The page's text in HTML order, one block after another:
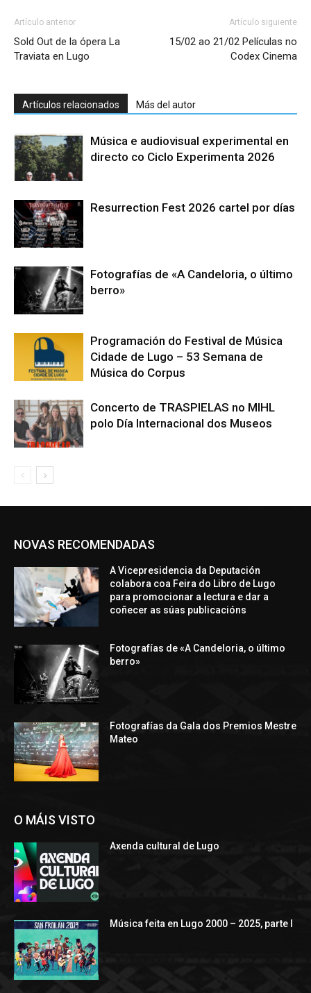
Artículo anterior
Sold Out de la ópera La
Traviata en Lugo
Artículo siguiente
15/02 ao 21/02 Películas no
Codex Cinema
Artículos relacionados Más del autor
Música e audiovisual experimental en
directo co Ciclo Experimenta 2026
Resurrection Fest 2026 cartel por días
Fotografías de «A Candeloria, o último
berro»
Programación do Festival de Música
Cidade de Lugo – 53 Semana de
Música do Corpus
Concerto de TRASPIELAS no MIHL
polo Día Internacional dos Museos
NOVAS RECOMENDADAS
A Vicepresidencia da Deputación
colabora coa Feira do Libro de Lugo
para promocionar a lectura e dar a
coñecer as súas publicacións
Fotografías de «A Candeloria, o último
berro»
Fotografías da Gala dos Premios Mestre
Mateo
O MÁIS VISTO
Axenda cultural de Lugo
Música feita en Lugo 2000 – 2025, parte I